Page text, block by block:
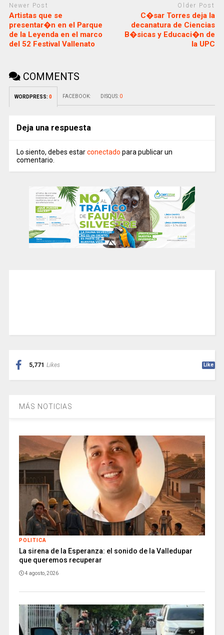
Newer Post
Artistas que se
presentar�n en el Parque
de la Leyenda en el marco
del 52 Festival Vallenato
Older Post
C�sar Torres deja la
decanatura de Ciencias
B�sicas y Educaci�n de
la UPC
COMMENTS
WORDPRESS: 0 FACEBOOK: DISQUS: 0
Deja una respuesta
Lo siento, debes estarconectado para publicar un
comentario.
5,771 Likes Like
MÁS NOTICIAS
POLITICA
La sirena de la Esperanza: el sonido de la Valledupar
que queremos recuperar
4 agosto, 2026